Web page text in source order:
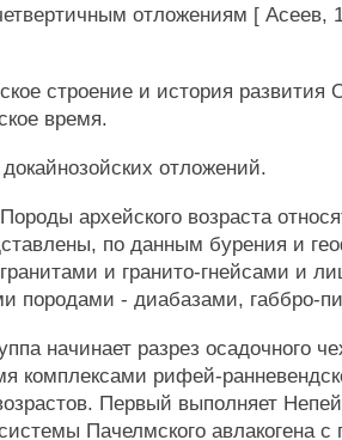
отложениям [ Асеев,
строение и история развития
время.
отложений.
архейского возраста
по данным бурения и
и гранито-гнейсами и
породами - диабазами, габбро-
начинает разрез осадочного
комплексами рифей-
Первый выполняет
Пачелмского авлакогена с